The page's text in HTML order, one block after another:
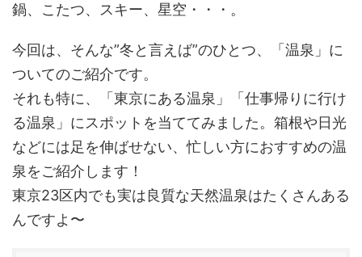
鍋、こたつ、スキー、星空・・・。
今回は、そんな”冬と言えば”のひとつ、「温泉」に
ついてのご紹介です。
それも特に、「東京にある温泉」「仕事帰りに行け
る温泉」にスポットを当ててみました。箱根や日光
などには足を伸ばせない、忙しい方におすすめの温
泉をご紹介します！
東京23区内でも実は良質な天然温泉はたくさんある
んですよ〜